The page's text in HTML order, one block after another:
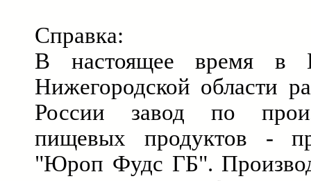
Справка:
В настоящее время в
Нижегородской области
России завод по
пищевых продуктов -
"Юроп Фудс ГБ".